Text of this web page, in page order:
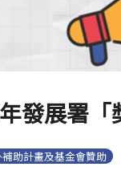
發展署「
助計畫及基金會贊助